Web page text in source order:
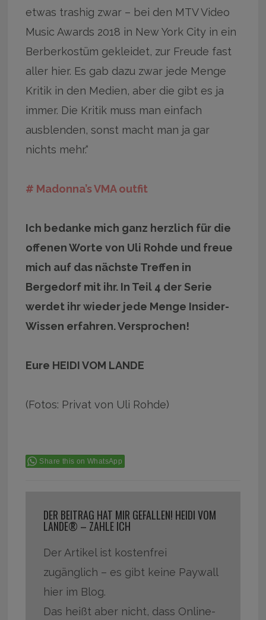
etwas trashig zwar – bei den MTV Video
Music Awards 2018 in New York City in ein
Berberkostüm gekleidet, zur Freude fast
aller hier. Es gab dazu zwar jede Menge
Kritik in den Medien, aber die gibt es ja
immer. Die Kritik muss man einfach
ausblenden, sonst macht man ja gar
nichts mehr.“
# Madonna’s VMA outfit
Ich bedanke mich ganz herzlich für die
offenen Worte von Uli Rohde und freue
mich auf das nächste Treffen in
Bergedorf mit ihr. In Teil 4 der Serie
werdet ihr wieder jede Menge Insider-
Wissen erfahren. Versprochen!
Eure HEIDI VOM LANDE
(Fotos: Privat von Uli Rohde)
Share this on WhatsApp
DER BEITRAG HAT MIR GEFALLEN! HEIDI VOM
LANDE® – ZAHLE ICH
Der Artikel ist kostenfrei
zugänglich – es gibt keine Paywall
hier im Blog.
Das heißt aber nicht, dass Online-